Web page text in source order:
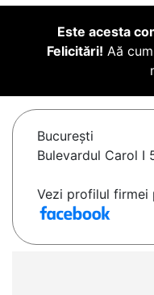
Este acesta
Felicitări! Aă
Bucureşti
Bulevardul Carol I
Vezi profilul firmei